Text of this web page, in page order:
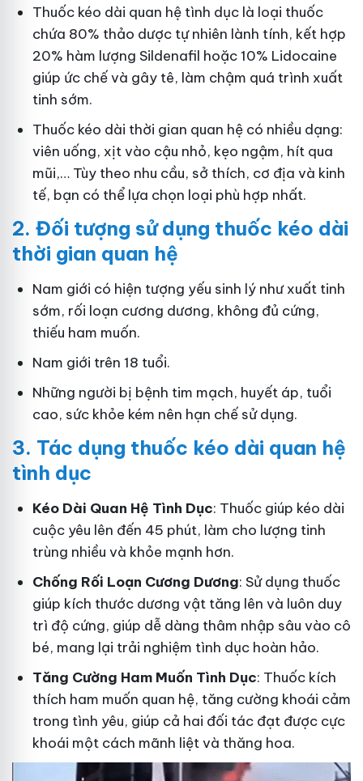
Thuốc kéo dài quan hệ tình dục là loại thuốc
chứa 80% thảo dược tự nhiên lành tính, kết hợp
20% hàm lượng Sildenafil hoặc 10% Lidocaine
giúp ức chế và gây tê, làm chậm quá trình xuất
tinh sớm.
Thuốc kéo dài thời gian quan hệ có nhiều dạng:
viên uống, xịt vào cậu nhỏ, kẹo ngậm, hít qua
mũi,… Tùy theo nhu cầu, sở thích, cơ địa và kinh
tế, bạn có thể lựa chọn loại phù hợp nhất.
2. Đối tượng sử dụng thuốc kéo dài
thời gian quan hệ
Nam giới có hiện tượng yếu sinh lý như xuất tinh
sớm, rối loạn cương dương, không đủ cứng,
thiếu ham muốn.
Nam giới trên 18 tuổi.
Những người bị bệnh tim mạch, huyết áp, tuổi
cao, sức khỏe kém nên hạn chế sử dụng.
3. Tác dụng thuốc kéo dài quan hệ
tình dục
Kéo Dài Quan Hệ Tình Dục: Thuốc giúp kéo dài
cuộc yêu lên đến 45 phút, làm cho lượng tinh
trùng nhiều và khỏe mạnh hơn.
Chống Rối Loạn Cương Dương: Sử dụng thuốc
giúp kích thước dương vật tăng lên và luôn duy
trì độ cứng, giúp dễ dàng thâm nhập sâu vào cô
bé, mang lại trải nghiệm tình dục hoàn hảo.
Tăng Cường Ham Muốn Tình Dục: Thuốc kích
thích ham muốn quan hệ, tăng cường khoái cảm
trong tình yêu, giúp cả hai đối tác đạt được cực
khoái một cách mãnh liệt và thăng hoa.